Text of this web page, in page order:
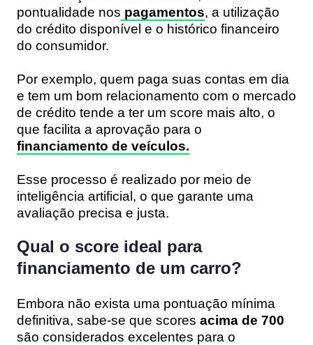
pontualidade nos pagamentos, a utilização
do crédito disponível e o histórico financeiro
do consumidor.
Por exemplo, quem paga suas contas em dia
e tem um bom relacionamento com o mercado
de crédito tende a ter um score mais alto, o
que facilita a aprovação para o
financiamento de veículos.
Esse processo é realizado por meio de
inteligência artificial, o que garante uma
avaliação precisa e justa.
Qual o score ideal para
financiamento de um carro?
Embora não exista uma pontuação mínima
definitiva, sabe-se que scores acima de 700
são considerados excelentes para o